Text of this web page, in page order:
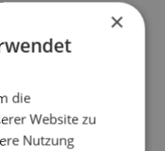
REISS-BURG-
×
die
Website zu
Nutzung